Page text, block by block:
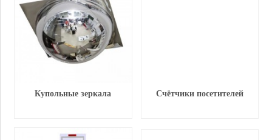
Купольные зеркала Счётчики посетителей